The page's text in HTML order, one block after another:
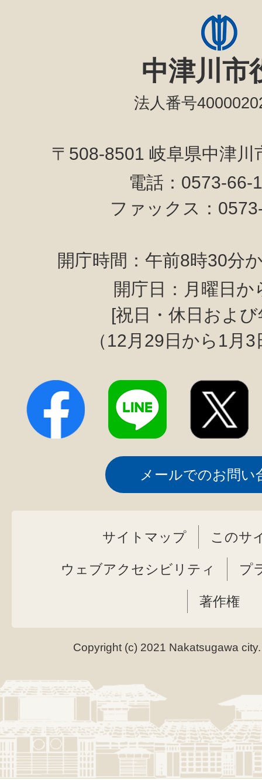
中津川市
法人番号
〒508-8501 岐阜県中津
電話：0573-
ファックス：
開庁時間：午前8時30分
開庁日：月曜日か
[祝日・休日およ
（12月29日から1月
メールでのお問い
サイトマップ このサ
ウェブアクセシビリティ プ
著作権
Copyright (c) 2021 Nakatsugawa